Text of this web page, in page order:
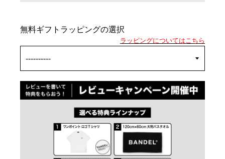
無料ギフトラッピングの選択
ラッピングについてはこちら